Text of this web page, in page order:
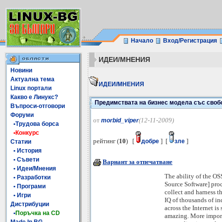
Начало Вход/Регистрация
Новини
Актуална тема
Linux портали
Какво е Линукс?
Въпроси-отговори
Форуми
•Трудова борса
•Конкурс
Статии
• История
• Съвети
• Идеи/Мнения
• Разработки
• Програми
• Игри
Дистрибуции
•Поръчка на CD
ИДЕИ/МНЕНИЯ
ИДЕИ/МНЕНИЯ
Предимствата на бизнес модела със
от morbid_viper(12-11-2009)
рейтинг (10) [ добре ] [ зле ]
Вариант за отпечатване
The ability of the
Source Software]
collect and harness the
IQ of thousands of
across the Internet is
amazing. More